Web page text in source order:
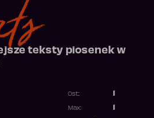
teksty piosenek w
Ost.:
Max: